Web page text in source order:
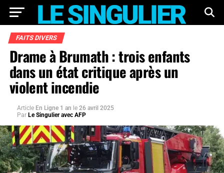
FAITS DIVERS
Drame à Brumath : trois enfants
dans un état critique après un
violent incendie
Article En Ligne 1 an le 26 avril 2025
Par Le Singulier avec AFP